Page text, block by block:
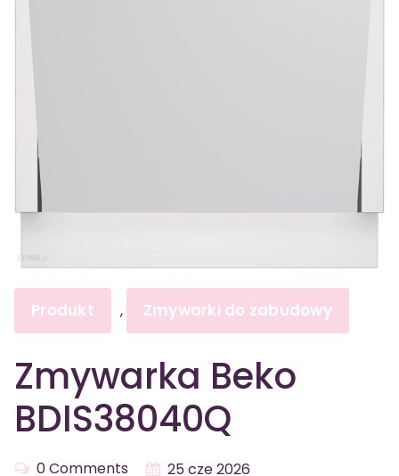
Produkt , Zmywarki do zabudowy
Zmywarka Beko
BDIS38040Q
0 Comments 25 cze 2026